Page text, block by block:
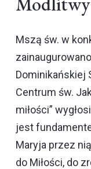
Mszą św. w
Dominikańskiej
Centrum św.
miłości”
jest
Maryja przez
do Miłości, do